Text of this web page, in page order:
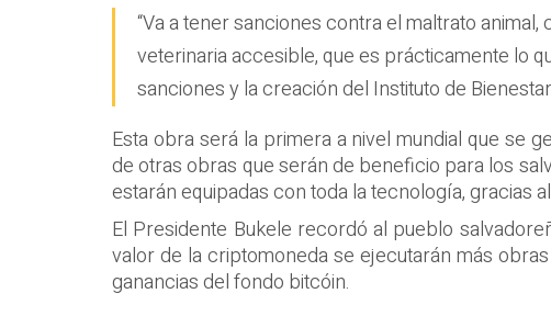
“Va a tener sanciones contra el maltrato
veterinaria accesible, que es prácticamente lo
sanciones y la creación del Instituto de
Esta obra será la primera a nivel mundial que se
de otras obras que serán de beneficio para los
estarán equipadas con toda la tecnología, gracias
El Presidente Bukele recordó al pueblo
valor de la criptomoneda se ejecutarán más
ganancias del fondo bitcóin.